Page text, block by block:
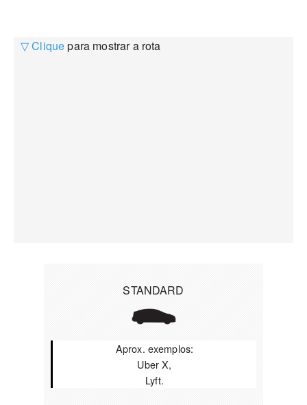
▽ Cliquepara mostrar a rota
STANDARD
Aprox. exemplos:
Uber X,
Lyft.